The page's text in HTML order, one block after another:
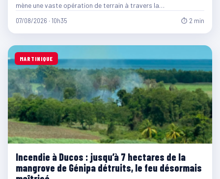
mène une vaste opération de terrain à travers la…
07/08/2026 · 10h35 ⏱ 2 min
MARTINIQUE
Incendie à Ducos : jusqu’à 7 hectares de la
mangrove de Génipa détruits, le feu désormais